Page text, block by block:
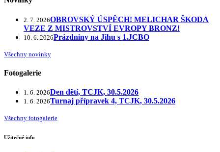
2. 7. 2026OBROVSKÝ ÚSPĚCH! MELICHAR ŠKODA
VEZE Z MISTROVSTVÍ EVROPY BRONZ!
10. 6. 2026Prázdniny na Jihu s 1.JCBO
Všechny novinky
Fotogalerie
1. 6. 2026Den dětí, TCJK, 30.5.2026
1. 6. 2026Turnaj přípravek 4, TCJK, 30.5.2026
Všechny fotogalerie
Užitečné info